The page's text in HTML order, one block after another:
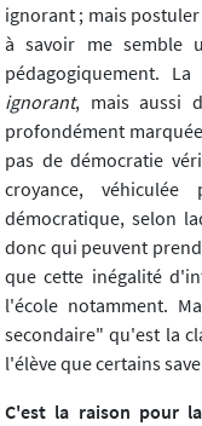
ignorant ; mais
à savoir me semble
pédagogiquement.
ignorant, mais aussi
profondément
pas de démocratie
croyance,
démocratique, selon
donc qui peuvent
que cette inégalité
l'école notamment.
secondaire" qu'est la
l'élève que certains
C'est la raison pour